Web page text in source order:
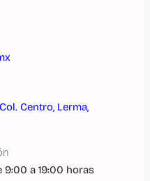
Centro, Lerma,
9:00 a 19:00 horas